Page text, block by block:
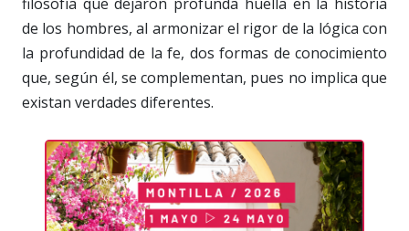
de los hombres, al armonizar el rigor de la lógica con
la profundidad de la fe, dos formas de conocimiento
que, según él, se complementan, pues no implica que
existan verdades diferentes.